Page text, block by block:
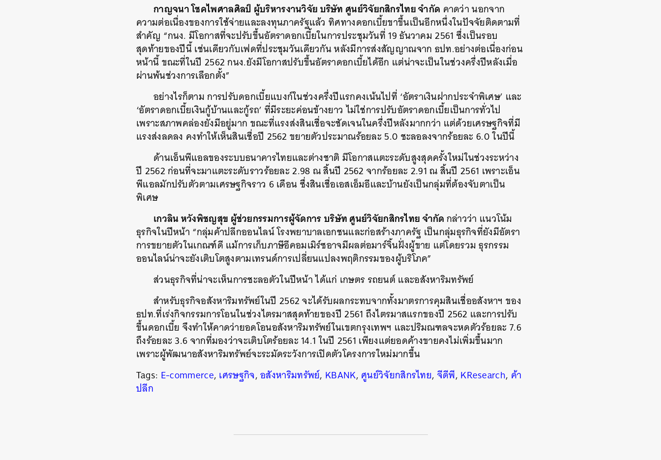
กาญจนา โชคไพศาลศิลป์ ผู้บริหารงานวิจัย บริษัท ศูนย์วิจัยกสิกรไทย จำกัด คาดว่า นอกจาก
ความต่อเนื่องของการใช้จ่ายและลงทุนภาครัฐแล้ว ทิศทางดอกเบี้ยขาขึ้นเป็นอีกหนึ่งในปัจจัยติดตามที่
สำคัญ “กนง. มีโอกาสที่จะปรับขึ้นอัตราดอกเบี้ยในการประชุมวันที่ 19 ธันวาคม 2561 ซึ่งเป็นรอบ
สุดท้ายของปีนี้ เช่นเดียวกับเฟดที่ประชุมวันเดียวกัน หลังมีการส่งสัญญาณจาก ธปท.อย่างต่อเนื่องก่อน
หน้านี้ ขณะที่ในปี 2562 กนง.ยังมีโอกาสปรับขึ้นอัตราดอกเบี้ยได้อีก แต่น่าจะเป็นในช่วงครึ่งปีหลังเมื่อ
ผ่านพ้นช่วงการเลือกตั้ง”
อย่างไรก็ตาม การปรับดอกเบี้ยแบงก์ในช่วงครึ่งปีแรกคงเน้นไปที่ ‘อัตราเงินฝากประจำพิเศษ’ และ
‘อัตราดอกเบี้ยเงินกู้บ้านและกู้รถ’ ที่มีระยะค่อนข้างยาว ไม่ใช่การปรับอัตราดอกเบี้ยเป็นการทั่วไป
เพราะสภาพคล่องยังมีอยู่มาก ขณะที่แรงส่งสินเชื่อจะชัดเจนในครึ่งปีหลังมากกว่า แต่ด้วยเศรษฐกิจที่มี
แรงส่งลดลง คงทำให้เห็นสินเชื่อปี 2562 ขยายตัวประมาณร้อยละ 5.0 ชะลอลงจากร้อยละ 6.0 ในปีนี้
ด้านเอ็นพีแอลของระบบธนาคารไทยและต่างชาติ มีโอกาสแตะระดับสูงสุดครั้งใหม่ในช่วงระหว่าง
ปี 2562 ก่อนที่จะมาแตะระดับราวร้อยละ 2.98 ณ สิ้นปี 2562 จากร้อยละ 2.91 ณ สิ้นปี 2561 เพราะเอ็น
พีแอลมักปรับตัวตามเศรษฐกิจราว 6 เดือน ซึ่งสินเชื่อเอสเอ็มอีและบ้านยังเป็นกลุ่มที่ต้องจับตาเป็น
พิเศษ
เกวลิน หวังพิชญสุข ผู้ช่วยกรรมการผู้จัดการบริษัท ศูนย์วิจัยกสิกรไทย จำกัดกล่าวว่า แนวโน้ม
ธุรกิจในปีหน้า “กลุ่มค้าปลีกออนไลน์ โรงพยาบาลเอกชนและก่อสร้างภาครัฐ เป็นกลุ่มธุรกิจที่ยังมีอัตรา
การขยายตัวในเกณฑ์ดี แม้การเก็บภาษีอีคอมเมิร์ซอาจมีผลต่อมาร์จิ้นฝั่งผู้ขาย แต่โดยรวม ธุรกรรม
ออนไลน์น่าจะยังเติบโตสูงตามเทรนด์การเปลี่ยนแปลงพฤติกรรมของผู้บริโภค”
ส่วนธุรกิจที่น่าจะเห็นการชะลอตัวในปีหน้า ได้แก่ เกษตร รถยนต์ และอสังหาริมทรัพย์
สำหรับธุรกิจอสังหาริมทรัพย์ในปี 2562 จะได้รับผลกระทบจากทั้งมาตรการคุมสินเชื่ออสังหาฯ ของ
ธปท.ที่เร่งกิจกรรมการโอนในช่วงไตรมาสสุดท้ายของปี 2561 ถึงไตรมาสแรกของปี 2562 และการปรับ
ขึ้นดอกเบี้ย จึงทำให้คาดว่ายอดโอนอสังหาริมทรัพย์ในเขตกรุงเทพฯ และปริมณฑลจะหดตัวร้อยละ 7.6
ถึงร้อยละ 3.6 จากที่มองว่าจะเติบโตร้อยละ 14.1 ในปี 2561 เพียงแต่ยอดค้างขายคงไม่เพิ่มขึ้นมาก
เพราะผู้พัฒนาอสังหาริมทรัพย์จะระมัดระวังการเปิดตัวโครงการใหม่มากขึ้น
Tags: E-commerce, เศรษฐกิจ,อสังหาริมทรัพย์, KBANK, ศูนย์วิจัยกสิกรไทย, จีดีพี, KResearch, ค้า
ปลีก
ค้นหา
SHARE TWEET EMAIL